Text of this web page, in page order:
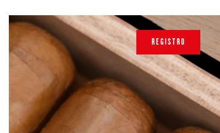
REGISTRO